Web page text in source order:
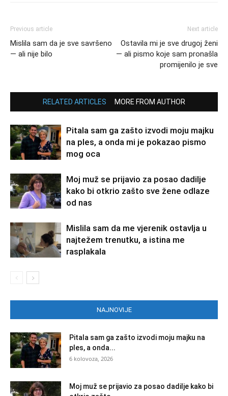
Previous article
Mislila sam da je sve savršeno
— ali nije bilo
Next article
Ostavila mi je sve drugoj ženi
— ali pismo koje sam pronašla
promijenilo je sve
RELATED ARTICLES MORE FROM AUTHOR
Pitala sam ga zašto izvodi moju majku
na ples, a onda mi je pokazao pismo
mog oca
Moj muž se prijavio za posao dadilje
kako bi otkrio zašto sve žene odlaze
od nas
Mislila sam da me vjerenik ostavlja u
najtežem trenutku, a istina me
rasplakala
NAJNOVIJE
Pitala sam ga zašto izvodi moju majku na
ples, a onda...
6 kolovoza, 2026
Moj muž se prijavio za posao dadilje kako bi